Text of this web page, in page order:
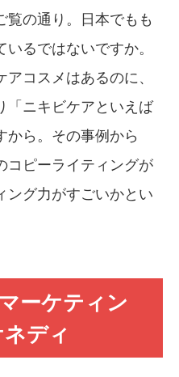
覧の通り。日本でもも
るではないですか。
コスメはあるのに、
「ニキビケアといえば
から。その事例から
コピーライティングが
ング力がすごいかとい
ーケティン
ディ